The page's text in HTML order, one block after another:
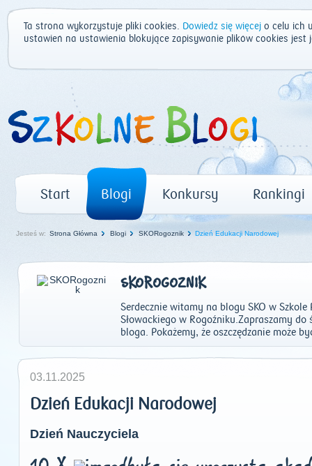
Ta strona wykorzystuje pliki cookies. Dowiedz się więcej o celu ich
ustawień na ustawienia blokujące zapisywanie plików cookies
Start Blogi Konkursy Rankingi
Jesteś w: Strona Główna Blogi SKORogoznik Dzień Edukacji Narodowej
SKOROGOZNIK
Serdecznie witamy na blogu SKO w
Słowackiego w Rogoźniku.Zapraszamy
bloga. Pokażemy, że oszczędzanie może
03.11.2025
Dzień Edukacji Narodowej
Dzień Nauczyciela